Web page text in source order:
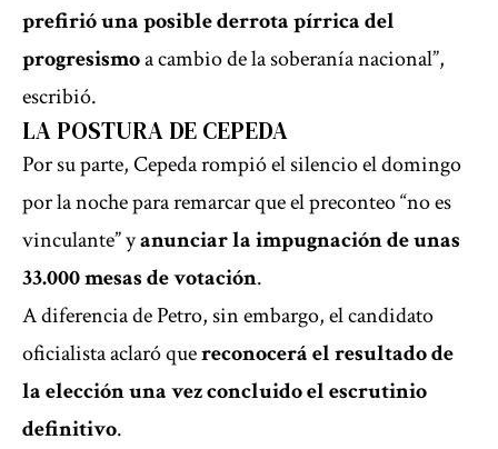
prefirió una posible derrota pírrica del
progresismoa cambio de la soberanía nacional”,
escribió.
LA POSTURA DE CEPEDA
Por su parte, Cepeda rompió el silencio el domingo
por la noche para remarcar que el preconteo “no es
vinculante” yanunciar la impugnación de unas
33.000 mesas de votación.
A diferencia de Petro, sin embargo, el candidato
oficialista aclaró quereconocerá el resultado de
la elección una vez concluido el escrutinio
definitivo.